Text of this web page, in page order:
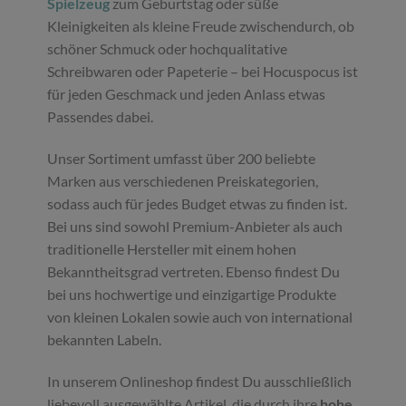
Kleinigkeiten als kleine Freude zwischendurch, ob
schöner Schmuck oder hochqualitative
Schreibwaren oder Papeterie – bei Hocuspocus ist
für jeden Geschmack und jeden Anlass etwas
Passendes dabei.
Unser Sortiment umfasst über 200 beliebte
Marken aus verschiedenen Preiskategorien,
sodass auch für jedes Budget etwas zu finden ist.
Bei uns sind sowohl Premium-Anbieter als auch
traditionelle Hersteller mit einem hohen
Bekanntheitsgrad vertreten. Ebenso findest Du
bei uns hochwertige und einzigartige Produkte
von kleinen Lokalen sowie auch von international
bekannten Labeln.
In unserem Onlineshop findest Du ausschließlich